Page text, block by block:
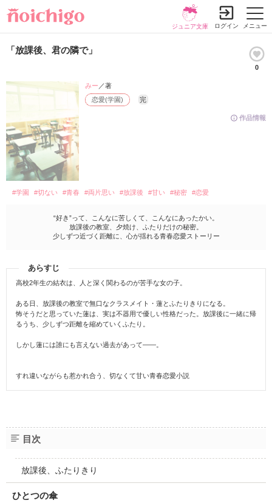
メニュー
ジュニア文庫 ログイン
「放課後、君の隣で」
0
作品情報
恋愛(学園) 完
みー ／著
#学園 #切ない #青春 #両片思い #放課後 #甘い #秘密 #恋愛
“好き”って、こんなに苦しくて、こんなにあったかい。
放課後の教室、夕焼け、ふたりだけの秘密。
少しずつ近づく距離に、心が揺れる青春恋愛ストーリー
あらすじ
高校2年生の結衣は、人と深く関わるのが苦手な女の子。
ある日、放課後の教室で無口なクラスメイト・蓮とふたりきりになる。
怖そうだと思っていた蓮は、実は不器用で優しい性格だった。放課後に一緒に帰
るうち、少しずつ距離を縮めていくふたり。
しかし蓮には誰にも言えない過去があって――。
すれ違いながらも惹かれ合う、切なくて甘い青春恋愛小説
目次
放課後、ふたりきり
ひとつの傘